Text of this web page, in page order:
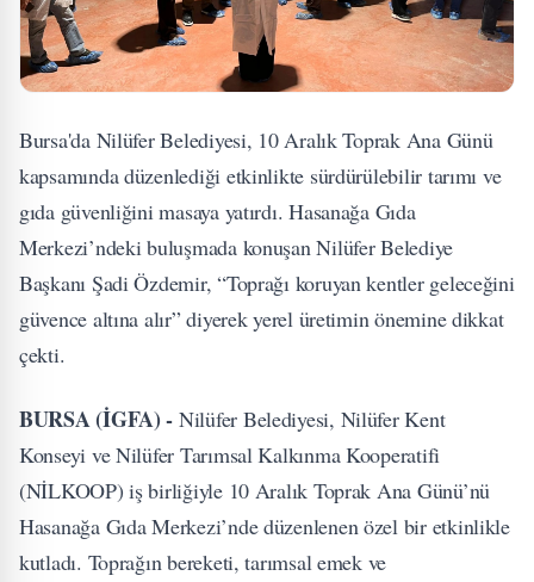
Bursa'da Nilüfer Belediyesi, 10 Aralık Toprak Ana Günü
kapsamında düzenlediği etkinlikte sürdürülebilir tarımı ve
gıda güvenliğini masaya yatırdı. Hasanağa Gıda
Merkezi’ndeki buluşmada konuşan Nilüfer Belediye
Başkanı Şadi Özdemir, “Toprağı koruyan kentler geleceğini
güvence altına alır” diyerek yerel üretimin önemine dikkat
çekti.
BURSA (İGFA) - Nilüfer Belediyesi, Nilüfer Kent
Konseyi ve Nilüfer Tarımsal Kalkınma Kooperatifi
(NİLKOOP) iş birliğiyle 10 Aralık Toprak Ana Günü’nü
Hasanağa Gıda Merkezi’nde düzenlenen özel bir etkinlikle
kutladı. Toprağın bereketi, tarımsal emek ve